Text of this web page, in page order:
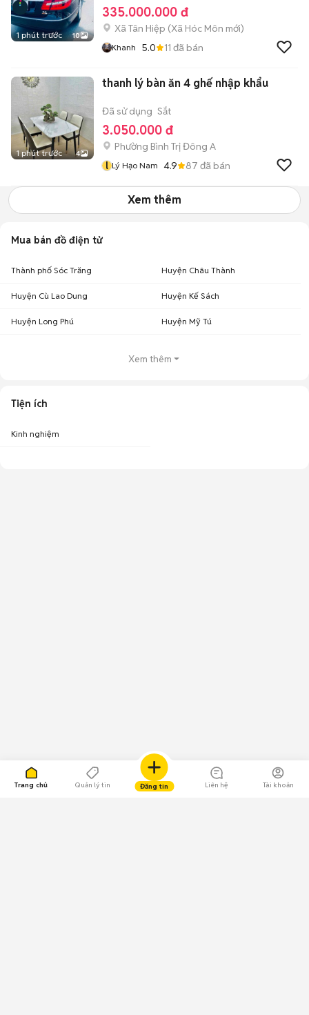
Trang chủ Quản lý tin Đăng tin Liên hệ Tài khoản
1 phút trước 10
335.000.000 đ
Xã Tân Hiệp (Xã Hóc Môn mới)
Khanh 5.0 11 đã bán
1 phút trước 4
thanh lý bàn ăn 4 ghế nhập khẩu
Đã sử dụng Sắt
3.050.000 đ
Phường Bình Trị Đông A
l Lý Hạo Nam 4.9 87 đã bán
Xem thêm
Mua bán đồ điện tử
Thành phố Sóc Trăng Huyện Châu Thành
Huyện Cù Lao Dung Huyện Kế Sách
Huyện Long Phú Huyện Mỹ Tú
Xem thêm
Tiện ích
Kinh nghiệm